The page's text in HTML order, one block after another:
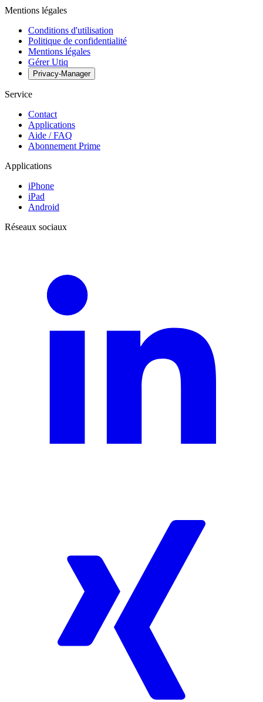
Mentions légales
Conditions d'utilisation
Politique de confidentialité
Mentions légales
Gérer Utiq
Privacy-Manager
Service
Contact
Applications
Aide / FAQ
Abonnement Prime
Applications
iPhone
iPad
Android
Réseaux sociaux